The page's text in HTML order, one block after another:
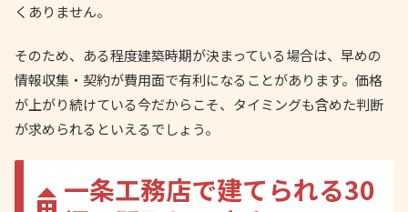
くありません。
そのため、ある程度建築時期が決まっている場合は、早めの
情報収集・契約が費用面で有利になることがあります。価格
が上がり続けている今だからこそ、タイミングも含めた判断
が求められるといえるでしょう。
一条工務店で建てられる30